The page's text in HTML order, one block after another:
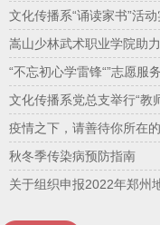
文化传播系“诵读家书”活
“不忘初心学雷锋“”志愿服
疫情之下，请善待你所在的
秋冬季传染病预防指南